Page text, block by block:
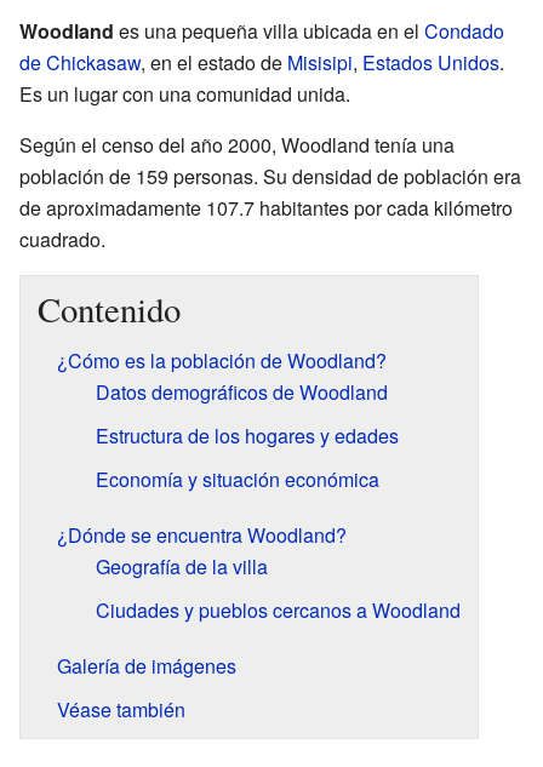
Woodland es una pequeña villa ubicada en el Condado
de Chickasaw, en el estado de Misisipi, Estados Unidos.
Es un lugar con una comunidad unida.
Según el censo del año 2000, Woodland tenía una
población de 159 personas. Su densidad de población era
de aproximadamente 107.7 habitantes por cada kilómetro
cuadrado.
Contenido
¿Cómo es la población de Woodland?
Datos demográficos de Woodland
Estructura de los hogares y edades
Economía y situación económica
¿Dónde se encuentra Woodland?
Geografía de la villa
Ciudades y pueblos cercanos a Woodland
Galería de imágenes
Véase también